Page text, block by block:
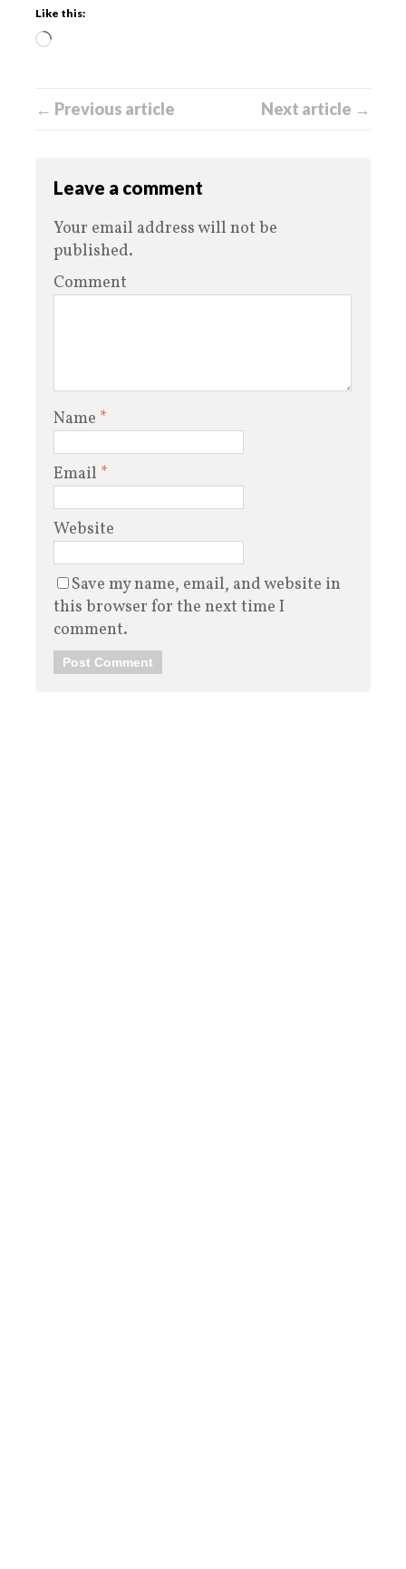
Like this:
← Previous article Next article →
Leave a comment
Your email address will not be
published.
Comment
Name *
Email *
Website
Save my name, email, and website in
this browser for the next time I
comment.